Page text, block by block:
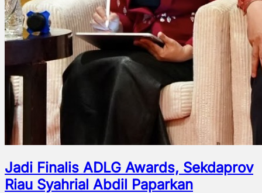
Jadi Finalis ADLG Awards, Sekdaprov
Riau Syahrial Abdil Paparkan